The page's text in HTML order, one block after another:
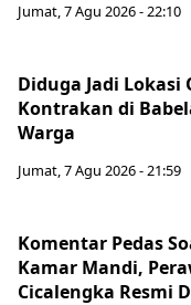
Jumat, 7 Agu 2026 - 22:10
Diduga Jadi Lokasi
Kontrakan di
Warga
Jumat, 7 Agu 2026 - 21:59
Komentar Pedas
Kamar Mandi,
Cicalengka Resmi